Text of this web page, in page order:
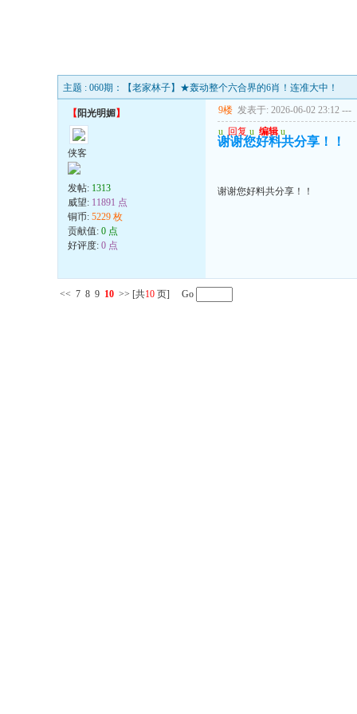
主题 : 060期：【老家林子】★轰动整个六合界的6肖！连准大中！
【 阳光明媚】
侠客
发帖: 1313
威望: 11891 点
铜币: 5229 枚
贡献值: 0 点
好评度: 0 点
9楼 发表于: 2026-06-02 23:12 ---
u 回复 u 编辑 u
谢谢您好料共分享！！
谢谢您好料共分享！！
<< 7 8 9 10 >> [共10 页] Go